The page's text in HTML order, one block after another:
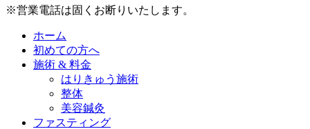
※営業電話は固くお断りいたします。
ホーム
初めての方へ
施術 & 料金
はりきゅう施術
整体
美容鍼灸
ファスティング